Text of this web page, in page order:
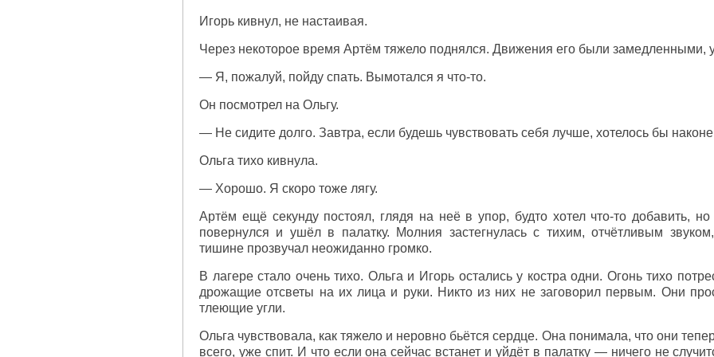
Игорь кивнул, не настаивая.
Через некоторое время Артём тяжело поднялся. Движения его были замедленными,
— Я, пожалуй, пойду спать. Вымотался я что-то.
Он посмотрел на Ольгу.
— Не сидите долго. Завтра, если будешь чувствовать себя лучше, хотелось бы
Ольга тихо кивнула.
— Хорошо. Я скоро тоже лягу.
Артём ещё секунду постоял, глядя на неё в упор, будто хотел что-то добавить,
повернулся и ушёл в палатку. Молния застегнулась с тихим, отчётливым
тишине прозвучал неожиданно громко.
В лагере стало очень тихо. Ольга и Игорь остались у костра одни. Огонь тихо
дрожащие отсветы на их лица и руки. Никто из них не заговорил первым. Они
тлеющие угли.
Ольга чувствовала, как тяжело и неровно бьётся сердце. Она понимала, что они
всего, уже спит. И что если она сейчас встанет и уйдёт в палатку — ничего не